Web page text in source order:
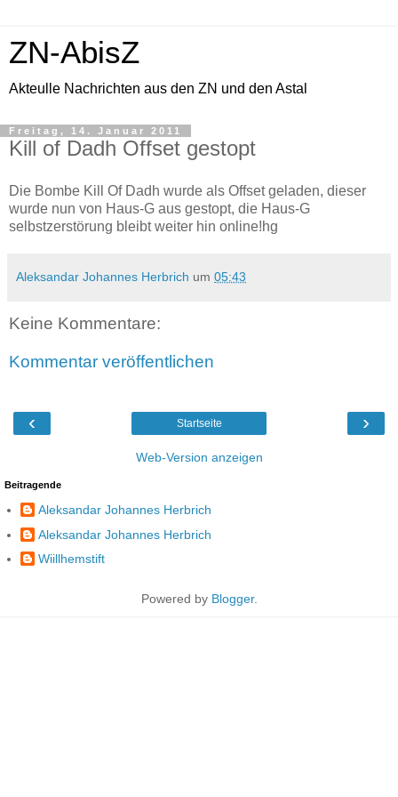
ZN-AbisZ
Akteulle Nachrichten aus den ZN und den Astal
Freitag, 14. Januar 2011
Kill of Dadh Offset gestopt
Die Bombe Kill Of Dadh wurde als Offset geladen, dieser
wurde nun von Haus-G aus gestopt, die Haus-G
selbstzerstörung bleibt weiter hin online!hg
Aleksandar Johannes Herbrich um 05:43
Keine Kommentare:
Kommentar veröffentlichen
‹ ›
Startseite
Web-Version anzeigen
Beitragende
Aleksandar Johannes Herbrich
Aleksandar Johannes Herbrich
Wiillhemstift
Powered by Blogger.